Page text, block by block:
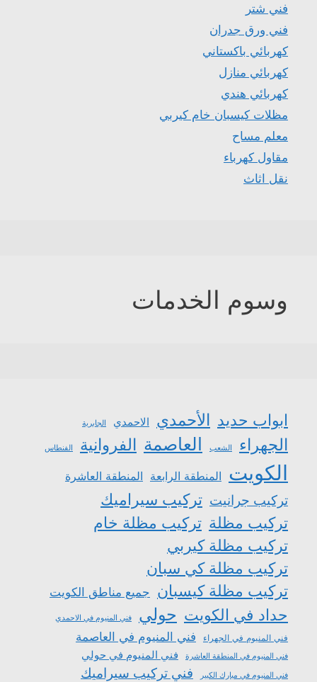
فني شتر
فني ورق جدران
كهربائي باكستاني
كهربائي منازل
كهربائي هندي
مظلات كيسبان خام كيربي
معلم مساح
مقاول كهرباء
نقل اثاث
وسوم الخدمات
ابواب حديد الأحمدي الاحمدي الجابرية
الجهراء الشعب العاصمة الفروانية الفنطاس
الكويت المنطقة الرابعة المنطقة العاشرة
تركيب جرانيت تركيب سيراميك
تركيب مظلة تركيب مظلة خام
تركيب مظلة كيربي
تركيب مظلة كي سبان
تركيب مظلة كيسبان جميع مناطق الكويت
حداد في الكويت حولي فني المنيوم في الاحمدي
فني المنيوم في الجهراء فني المنيوم في العاصمة
فني المنيوم في المنطقة العاشرة فني المنيوم في حولي
فني المنيوم في مبارك الكبير فني تركيب سيراميك